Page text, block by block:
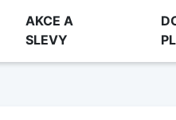
AKCE A
SLEVY